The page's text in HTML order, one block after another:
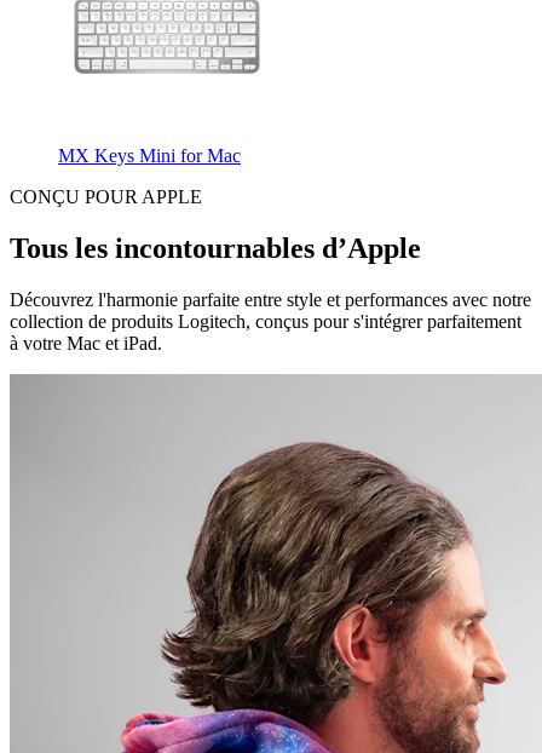
MX Keys Mini for Mac
CONÇU POUR APPLE
Tous les incontournables d’Apple
Découvrez l'harmonie parfaite entre style et performances avec notre
collection de produits Logitech, conçus pour s'intégrer parfaitement
à votre Mac et iPad.